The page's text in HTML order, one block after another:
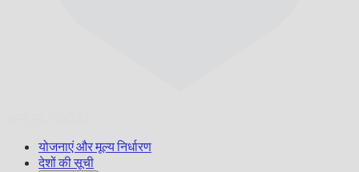
योजनाएं और मूल्य निर्धारण
देशों की सूची